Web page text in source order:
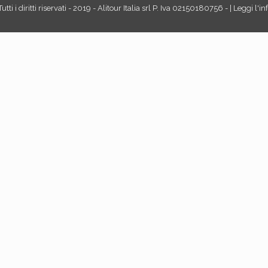
i diritti riservati - 2019 - Alitour Italia srl P. Iva 02150180756 - | Leggi